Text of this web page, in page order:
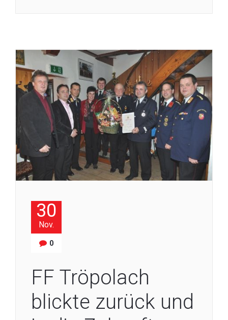
30
Nov.
0
FF Tröpolach
blickte zurück und